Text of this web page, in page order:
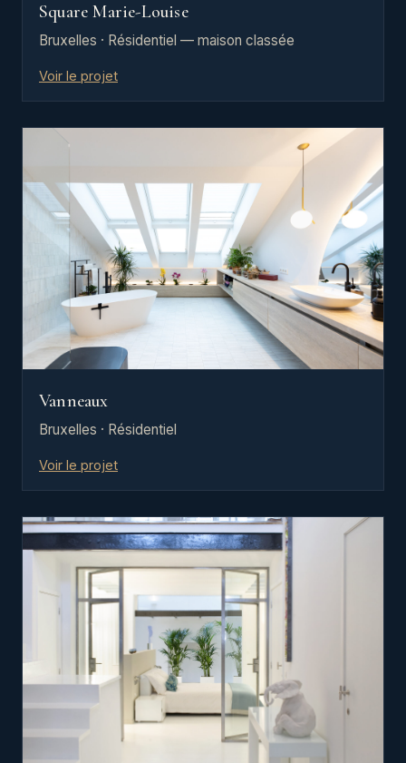
Square Marie-Louise
Bruxelles · Résidentiel — maison classée
Voir le projet
Vanneaux
Bruxelles · Résidentiel
Voir le projet